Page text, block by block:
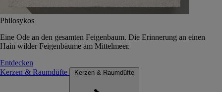
Philosykos
Eine Ode an den gesamten Feigenbaum. Die Erinnerung an einen
Hain wilder Feigenbäume am Mittelmeer.
Entdecken
Kerzen & Raumdüfte
Kerzen & Raumdüfte